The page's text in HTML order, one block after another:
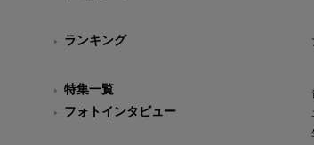
ランキング
特集一覧
フォトインタビュー